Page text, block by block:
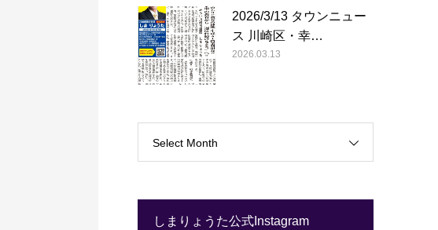
2026/3/13 タウンニュー
ス 川崎区・幸…
2026.03.13
Select Month
しまりょうた公式Instagram